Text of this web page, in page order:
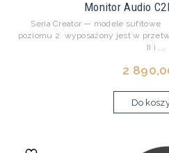
Monitor Audio
Seria Creator — modele
poziomu 2. wyposażony jest w
II i ...
2
Do